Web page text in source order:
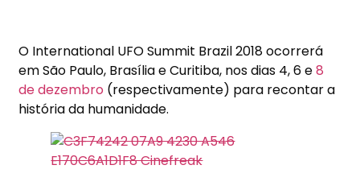
O International UFO Summit Brazil 2018 ocorrerá
em São Paulo, Brasília e Curitiba, nos dias 4, 6 e8
de dezembro (respectivamente) para recontar a
história da humanidade.